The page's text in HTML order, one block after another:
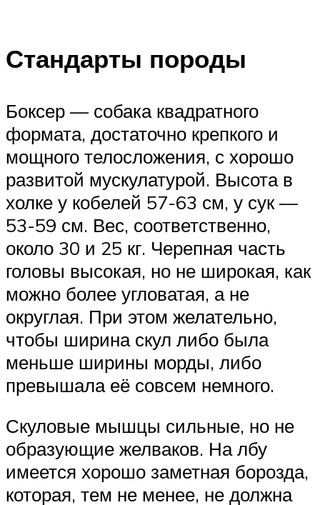
Стандарты породы
Боксер — собака квадратного
формата, достаточно крепкого и
мощного телосложения, с хорошо
развитой мускулатурой. Высота в
холке у кобелей 57-63 см, у сук —
53-59 см. Вес, соответственно,
около 30 и 25 кг. Черепная часть
головы высокая, но не широкая, как
можно более угловатая, а не
округлая. При этом желательно,
чтобы ширина скул либо была
меньше ширины морды, либо
превышала её совсем немного.
Скуловые мышцы сильные, но не
образующие желваков. На лбу
имеется хорошо заметная борозда,
которая, тем не менее, не должна